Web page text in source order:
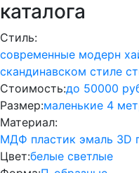
каталога
Стиль:
современные модерн
скандинавском стиле
Стоимость:до 50000
Размер:маленькие 4
Материал:
МДФ пластик эмаль 3D
Цвет:белые светлые